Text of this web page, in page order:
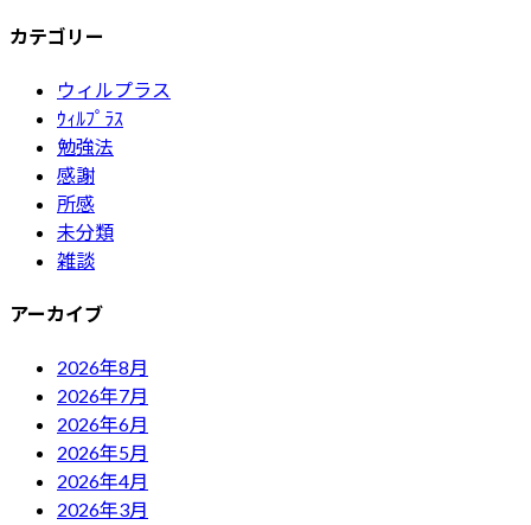
カテゴリー
ウィルプラス
ｳｨﾙﾌﾟﾗｽ
勉強法
感謝
所感
未分類
雑談
アーカイブ
2026年8月
2026年7月
2026年6月
2026年5月
2026年4月
2026年3月